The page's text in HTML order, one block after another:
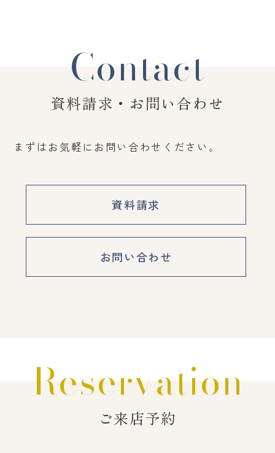
Contact
資料請求・お問い合わせ
まずはお気軽にお問い合わせください。
資料請求
お問い合わせ
Reservation
ご来店予約